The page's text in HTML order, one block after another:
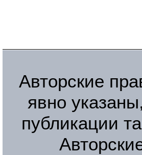
Авторские
явно
публикации